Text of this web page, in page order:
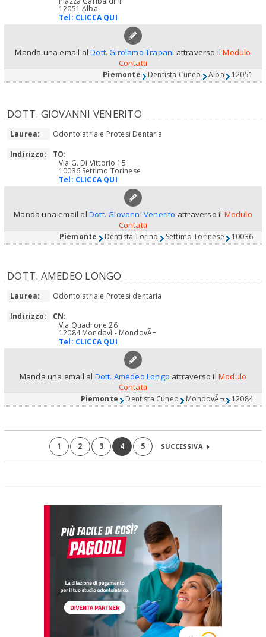
12051 Alba
Tel: CLICCA QUI
Manda una email alDott. Girolamo Trapani attraverso ilModulo
Contatti
Piemonte Dentista Cuneo Alba 12051
DOTT. GIOVANNI VENERITO
Laurea:
Odontoiatria e Protesi Dentaria
Indirizzo:
TO:
Via G. Di Vittorio 15
10036 Settimo Torinese
Tel: CLICCA QUI
Manda una email al Dott. Giovanni Venerito attraverso il Modulo
Contatti
Piemonte Dentista Torino Settimo Torinese 10036
DOTT. AMEDEO LONGO
Laurea:
Odontoiatria e Protesi dentaria
Indirizzo:
CN:
Via Quadrone 26
12084 Mondovì - MondovÃ¬
Tel: CLICCA QUI
Manda una email al Dott. Amedeo Longo attraverso ilModulo
Contatti
Piemonte Dentista Cuneo MondovÃ¬ 12084
1 2 3 4 5 SUCCESSIVA